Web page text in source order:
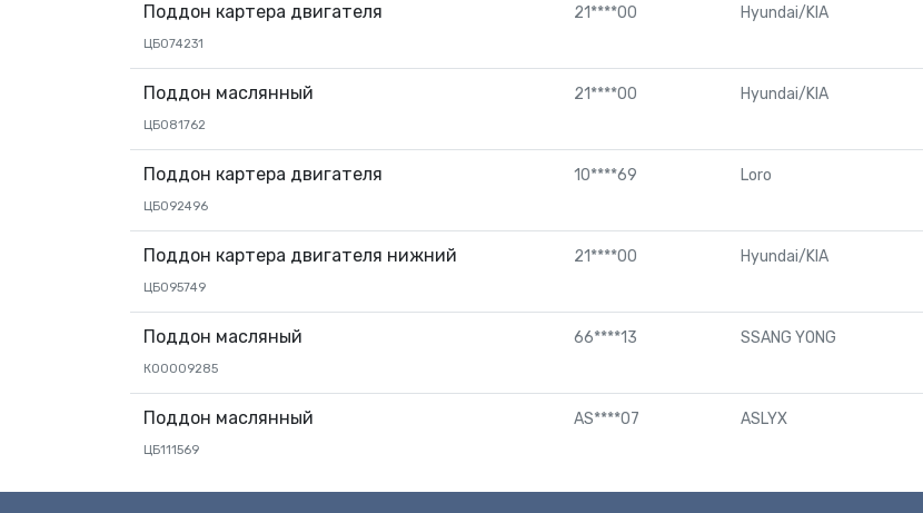
Поддон картера двигателя
ЦБ074231
21****00 Hyundai/KIA
Поддон маслянный
ЦБ081762
21****00 Hyundai/KIA
Поддон картера двигателя
ЦБ092496
10****69 Loro
Поддон картера двигателя нижний
ЦБ095749
21****00 Hyundai/KIA
Поддон масляный
КО0009285
66****13 SSANG YONG
Поддон маслянный
ЦБ111569
AS****07 ASLYX